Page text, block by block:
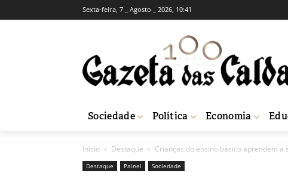
Sexta-feira, 7 _ Agosto _ 2026, 10:41
Sociedade Política Economia
Início Destaque Crianças do ensino básico aprendem a
Destaque Painel Sociedade